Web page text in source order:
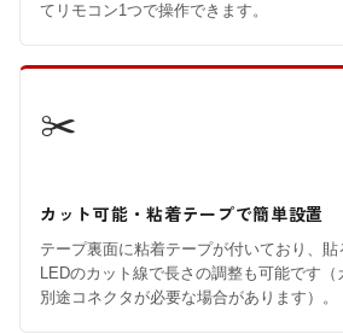
てリモコン1つで操作できます。
✂️
カット可能・粘着テープで簡単設置
テープ裏面に粘着テープが付いており、貼
LEDのカット線で長さの調整も可能です
別途コネクタが必要な場合があります）。